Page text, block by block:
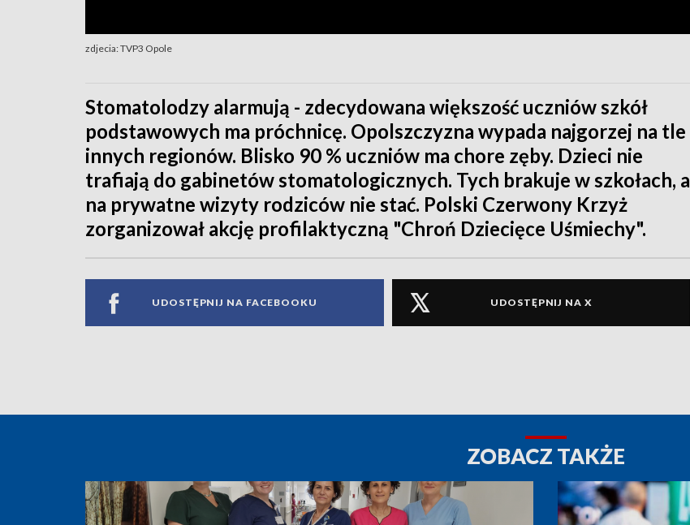
zdjecia: TVP3 Opole
Stomatolodzy alarmują - zdecydowana większość uczniów szkół
podstawowych ma próchnicę. Opolszczyzna wypada najgorzej na tle
innych regionów. Blisko 90 % uczniów ma chore zęby. Dzieci nie
trafiają do gabinetów stomatologicznych. Tych brakuje w szkołach, a
na prywatne wizyty rodziców nie stać. Polski Czerwony Krzyż
zorganizował akcję profilaktyczną "Chroń Dziecięce Uśmiechy".
UDOSTĘPNIJ NA FACEBOOKU UDOSTĘPNIJ NA X
ZOBACZ TAKŻE